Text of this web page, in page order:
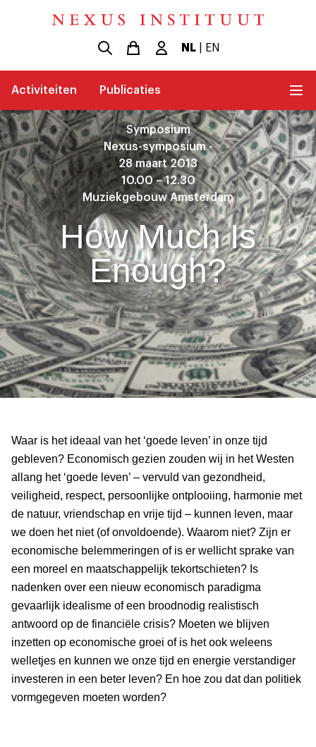
NL| EN
Activiteiten Publicaties
Symposium
Nexus-symposium -
28 maart 2013
10.00 – 12.30
Muziekgebouw Amsterdam
How Much Is
Enough?
Waar is het ideaal van het ‘goede leven’ in onze tijd
gebleven? Economisch gezien zouden wij in het Westen
allang het ‘goede leven’ – vervuld van gezondheid,
veiligheid, respect, persoonlijke ontplooiing, harmonie met
de natuur, vriendschap en vrije tijd – kunnen leven, maar
we doen het niet (of onvoldoende). Waarom niet? Zijn er
economische belemmeringen of is er wellicht sprake van
een moreel en maatschappelijk tekortschieten? Is
nadenken over een nieuw economisch paradigma
gevaarlijk idealisme of een broodnodig realistisch
antwoord op de financiële crisis? Moeten we blijven
inzetten op economische groei of is het ook weleens
welletjes en kunnen we onze tijd en energie verstandiger
investeren in een beter leven? En hoe zou dat dan politiek
vormgegeven moeten worden?